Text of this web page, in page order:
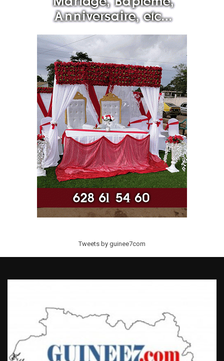
Tweets by guinee7com